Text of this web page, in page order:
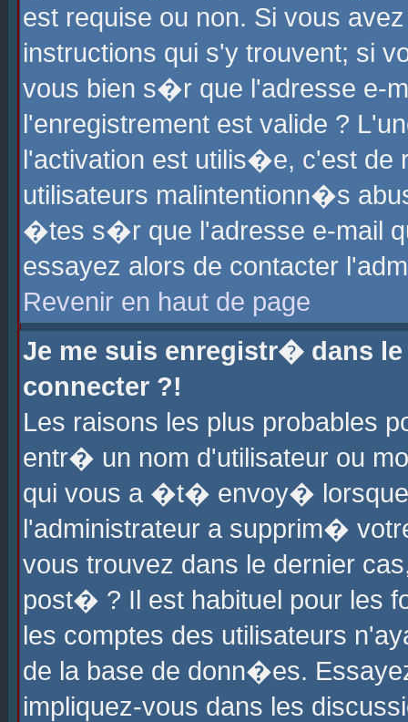
est requise ou non. Si vous
instructions qui s'y trouvent; si
vous bien s�r que l'adresse e-
l'enregistrement est valide ?
l'activation est utilis�e, c'est
utilisateurs malintentionn�s
�tes s�r que l'adresse e-mail
essayez alors de contacter
Revenir en haut de page
Je me suis enregistr� dans
connecter ?!
Les raisons les plus probables
entr� un nom d'utilisateur ou
qui vous a �t� envoy�
l'administrateur a supprim�
vous trouvez dans le dernier
post� ? Il est habituel pour les
les comptes des utilisateurs
de la base de donn�es.
impliquez-vous dans les